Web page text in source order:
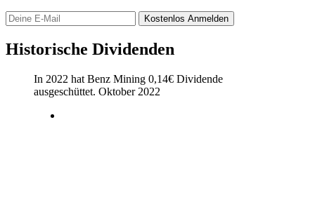
Kostenlos Anmelden
Historische Dividenden
In 2022 hat Benz Mining 0,14€ Dividende
ausgeschüttet. Oktober 2022